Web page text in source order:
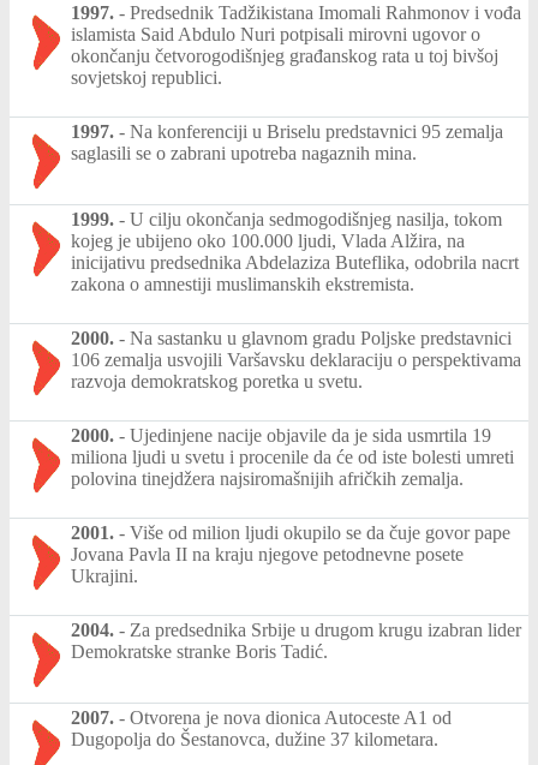
1997. - Predsednik Tadžikistana Imomali Rahmonov i vođa
islamista Said Abdulo Nuri potpisali mirovni ugovor o
okončanju četvorogodišnjeg građanskog rata u toj bivšoj
sovjetskoj republici.
1997. - Na konferenciji u Briselu predstavnici 95 zemalja
saglasili se o zabrani upotreba nagaznih mina.
1999. - U cilju okončanja sedmogodišnjeg nasilja, tokom
kojeg je ubijeno oko 100.000 ljudi, Vlada Alžira, na
inicijativu predsednika Abdelaziza Buteflika, odobrila nacrt
zakona o amnestiji muslimanskih ekstremista.
2000. - Na sastanku u glavnom gradu Poljske predstavnici
106 zemalja usvojili Varšavsku deklaraciju o perspektivama
razvoja demokratskog poretka u svetu.
2000. - Ujedinjene nacije objavile da je sida usmrtila 19
miliona ljudi u svetu i procenile da će od iste bolesti umreti
polovina tinejdžera najsiromašnijih afričkih zemalja.
2001. - Više od milion ljudi okupilo se da čuje govor pape
Jovana Pavla II na kraju njegove petodnevne posete
Ukrajini.
2004. - Za predsednika Srbije u drugom krugu izabran lider
Demokratske stranke Boris Tadić.
2007. - Otvorena je nova dionica Autoceste A1 od
Dugopolja do Šestanovca, dužine 37 kilometara.